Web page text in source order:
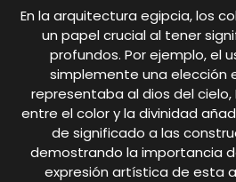
En la arquitectura egipcia, los
un papel crucial al tener
profundos. Por ejemplo, el
simplemente una elección
representaba al dios del cielo,
entre el color y la divinidad
de significado a las
demostrando la importancia
expresión artística de esta